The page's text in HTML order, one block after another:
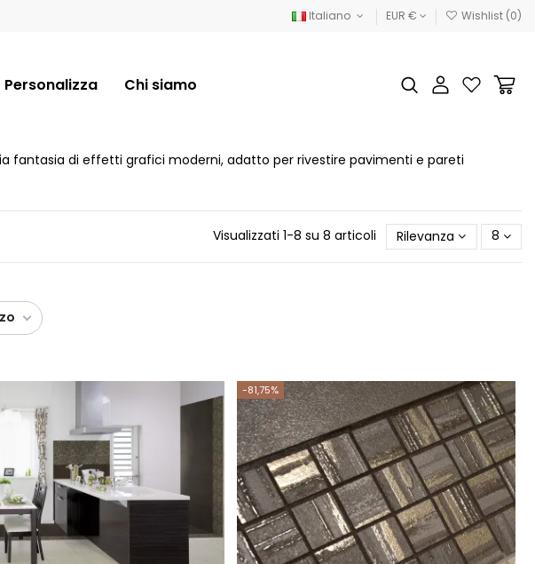
Italiano EUR € Wishlist (0)
Personalizza Chi siamo
fantasia di effetti grafici moderni, adatto per rivestire pavimenti e pareti
Visualizzati 1-8 su 8 articoli Rilevanza 8
-81,75%